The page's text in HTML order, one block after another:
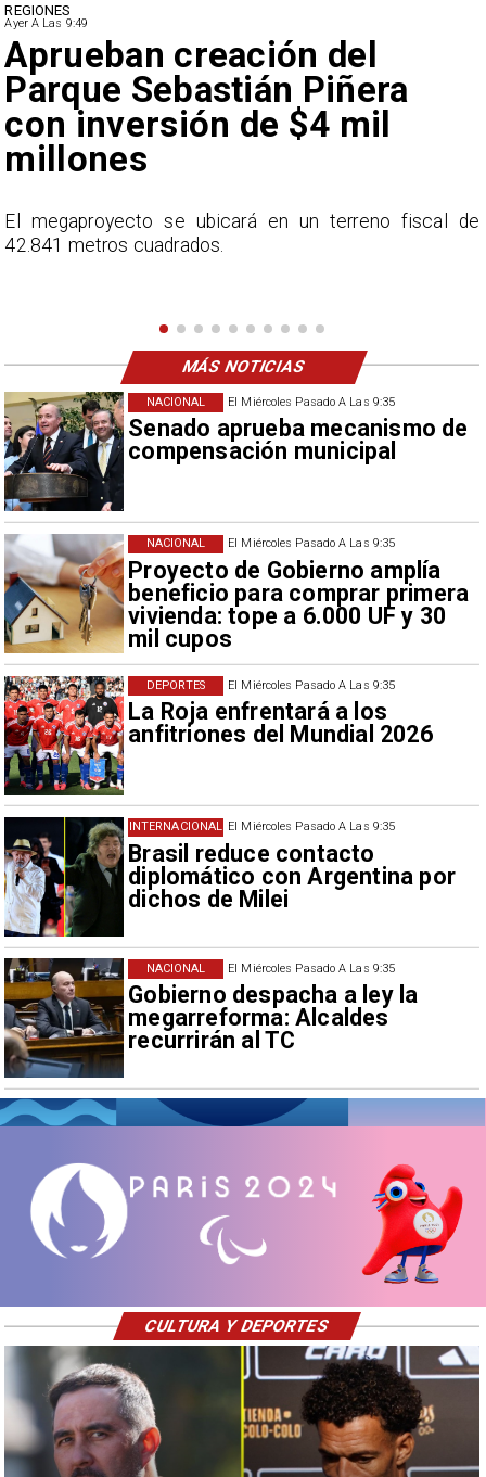
El Miércoles Pasado A Las 9:35
Senado aprueba mecanismo de
compensación municipal
NACIONAL
El Miércoles Pasado A Las 9:35
Proyecto de Gobierno amplía
beneficio para comprar primera
vivienda: tope a 6.000 UF y 30
mil cupos
NACIONAL
El Miércoles Pasado A Las 9:35
La Roja enfrentará a los
anfitriones del Mundial 2026
DEPORTES
El Miércoles Pasado A Las 9:35
Brasil reduce contacto
diplomático con Argentina por
dichos de Milei
INTERNACIONAL
El Miércoles Pasado A Las 9:35
Gobierno despacha a ley la
megarreforma: Alcaldes
recurrirán al TC
NACIONAL
DEPORTES
Ayer A Las 9:49
Claudio Bravo baja la
euforia sobre fichaje de
Vozinha
En el programa ESPN F90 Chile, Claudio Bravo ofrece
una visión más moderada sobre las expectativas del
MÁS NOTICIAS
CULTURA Y DEPORTES